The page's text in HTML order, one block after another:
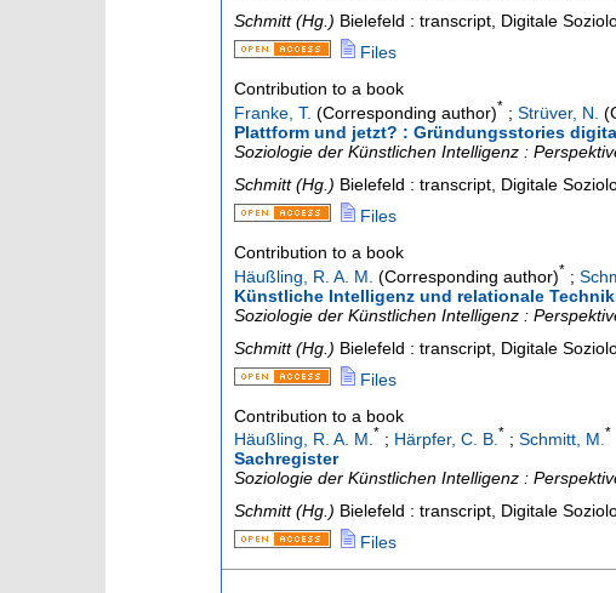
Schmitt (Hg.) Bielefeld : transcript, Digitale
Files
Contribution to a book
Franke, T. (Corresponding author)* ; Strüver, N.
Plattform und jetzt? : Gründungsstories
Soziologie der Künstlichen Intelligenz :
Schmitt (Hg.) Bielefeld : transcript, Digitale
Files
Contribution to a book
Häußling, R. A. M. (Corresponding author)* ;
Künstliche Intelligenz und relationale
Soziologie der Künstlichen Intelligenz :
Schmitt (Hg.) Bielefeld : transcript, Digitale
Files
Contribution to a book
Häußling, R. A. M.* ; Härpfer, C. B.* ; Schmitt, M.*
Sachregister
Soziologie der Künstlichen Intelligenz :
Schmitt (Hg.) Bielefeld : transcript, Digitale
Files